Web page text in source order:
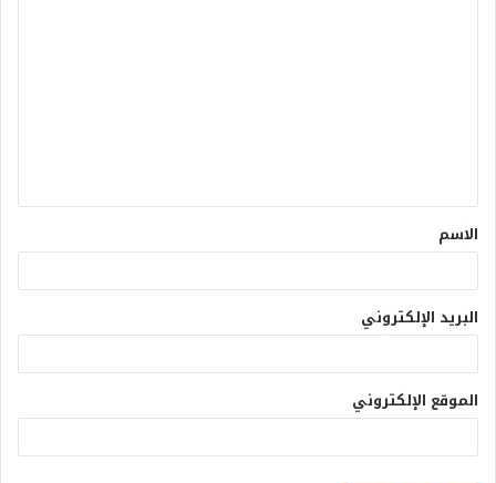
الاسم
البريد الإلكتروني
الموقع الإلكتروني